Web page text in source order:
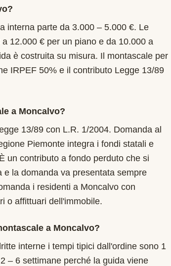
interna parte da 3.000 – 5.000 €. Le
12.000 € per un piano e da 10.000 a
è costruita su misura. Il montascale per
IRPEF 50% e il contributo Legge 13/89
a Moncalvo?
13/89 con L.R. 1/2004. Domanda al
Piemonte integra i fondi statali e
un contributo a fondo perduto che si
la domanda va presentata sempre
i residenti a Moncalvo con
o affittuari dell'immobile.
a Moncalvo?
interne i tempi tipici dall'ordine sono 1
– 6 settimane perché la guida viene